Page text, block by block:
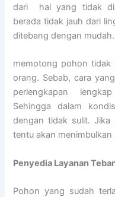
dari hal yang tidak
berada tidak jauh dari
ditebang dengan mudah.
memotong pohon tidak
orang. Sebab, cara
perlengkapan
Sehingga dalam
dengan tidak sulit. Jika
tentu akan menimbulkan
Penyedia Layanan
Pohon yang sudah